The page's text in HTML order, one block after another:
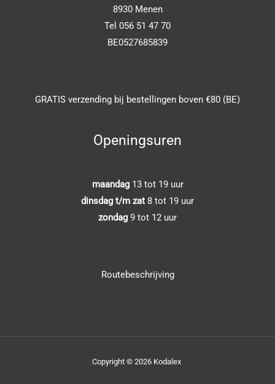
8930 Menen
Tel 056 51 47 70
BE0527685839
GRATIS verzending bij bestellingen boven €80 (BE)
Openingsuren
maandag 13 tot 19 uur
dinsdag t/m zat 8 tot 19 uur
zondag 9 tot 12 uur
Routebeschrijving
Copyright © 2026 Kodalex